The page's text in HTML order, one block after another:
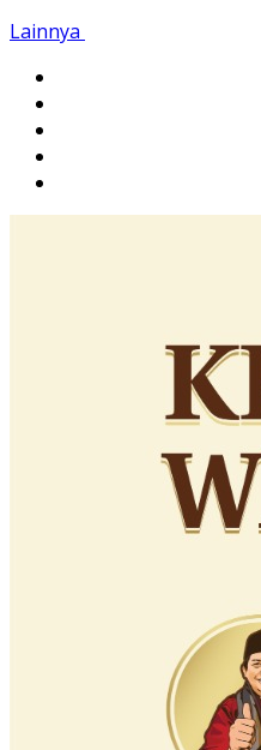
Lainnya